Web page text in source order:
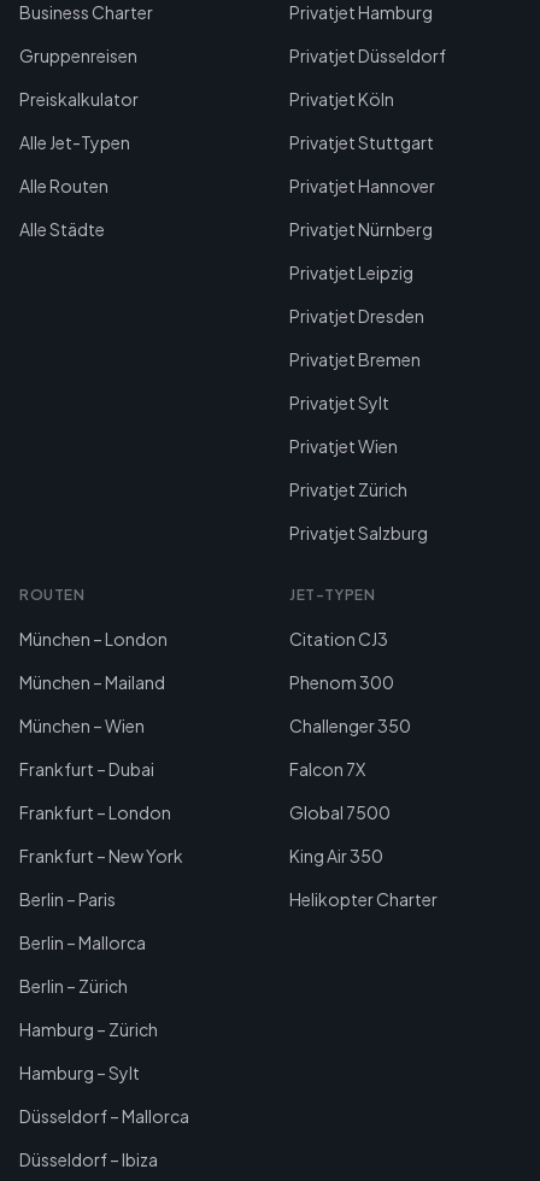
Business Charter
Gruppenreisen
Preiskalkulator
Alle Jet-Typen
Alle Routen
Alle Städte
Privatjet Hamburg
Privatjet Düsseldorf
Privatjet Köln
Privatjet Stuttgart
Privatjet Hannover
Privatjet Nürnberg
Privatjet Leipzig
Privatjet Dresden
Privatjet Bremen
Privatjet Sylt
Privatjet Wien
Privatjet Zürich
Privatjet Salzburg
ROUTEN
München – London
München – Mailand
München – Wien
Frankfurt – Dubai
Frankfurt – London
Frankfurt – New York
Berlin – Paris
Berlin – Mallorca
Berlin – Zürich
Hamburg – Zürich
Hamburg – Sylt
Düsseldorf – Mallorca
Düsseldorf – Ibiza
JET-TYPEN
Citation CJ3
Phenom 300
Challenger 350
Falcon 7X
Global 7500
King Air 350
Helikopter Charter